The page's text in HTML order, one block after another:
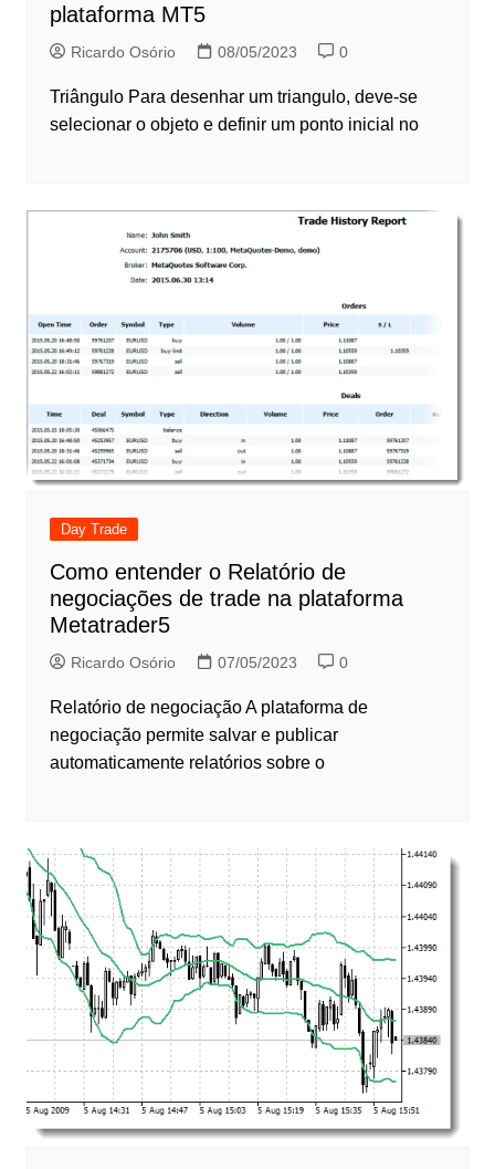
plataforma MT5
Ricardo Osório 08/05/2023 0
Triângulo Para desenhar um triangulo, deve-se
selecionar o objeto e definir um ponto inicial no
Day Trade
Como entender o Relatório de
negociações de trade na plataforma
Metatrader5
Ricardo Osório 07/05/2023 0
Relatório de negociação A plataforma de
negociação permite salvar e publicar
automaticamente relatórios sobre o